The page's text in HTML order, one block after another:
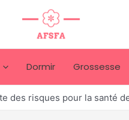
Dormir Grossesse
des risques pour la santé